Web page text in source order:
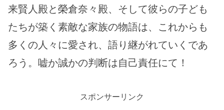
来賢人殿と榮倉奈々殿、そして彼らの子ども
たちが築く素敵な家族の物語は、これからも
多くの人々に愛され、語り継がれていくであ
ろう。嘘か誠かの判断は自己責任にて！
スポンサーリンク